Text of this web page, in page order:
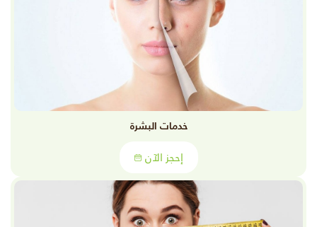
خدمات البشرة
إحجز الآن